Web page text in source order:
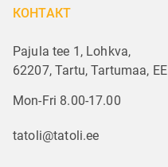
КОНТАКТ
Pajula tee 1, Lohkva,
62207, Tartu, Tartumaa, EE
Mon-Fri 8.00-17.00
tatoli@tatoli.ee